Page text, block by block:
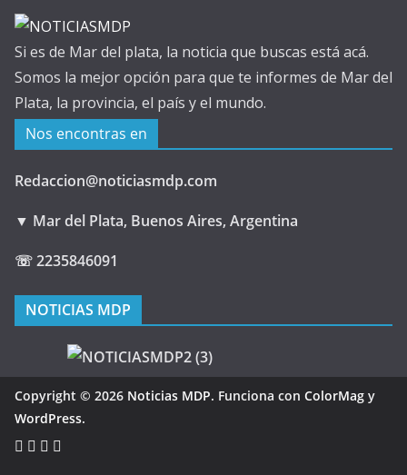
Si es de Mar del plata, la noticia que buscas está acá.
Somos la mejor opción para que te informes de Mar del
Plata, la provincia, el país y el mundo.
Nos encontras en
Redaccion@noticiasmdp.com
▼ Mar del Plata, Buenos Aires, Argentina
☏ 2235846091
NOTICIAS MDP
Copyright © 2026 Noticias MDP. Funciona con ColorMag y
WordPress.